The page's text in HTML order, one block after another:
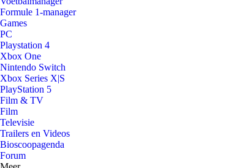
Formule 1-manager
Games
PC
Playstation 4
Xbox One
Nintendo Switch
Xbox Series X|S
PlayStation 5
Film & TV
Film
Televisie
Trailers en Videos
Bioscoopagenda
Forum